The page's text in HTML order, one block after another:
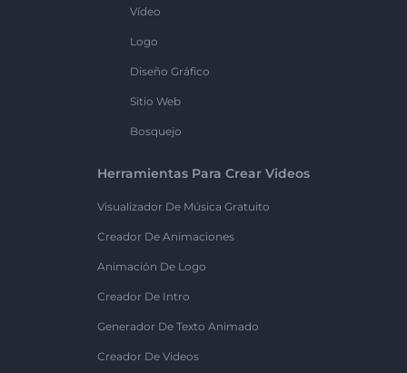
Vídeo
Logo
Diseño Gráfico
Sitio Web
Bosquejo
Herramientas Para Crear Videos
Visualizador De Música Gratuito
Creador De Animaciones
Animación De Logo
Creador De Intro
Generador De Texto Animado
Creador De Videos